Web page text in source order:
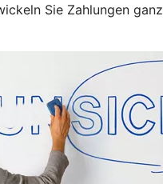
Sie Zahlungen ganz